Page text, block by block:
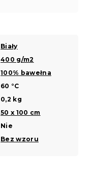
Biały
400 g/m2
100% bawełna
60 °C
0,2 kg
50 x 100 cm
Nie
Bez wzoru